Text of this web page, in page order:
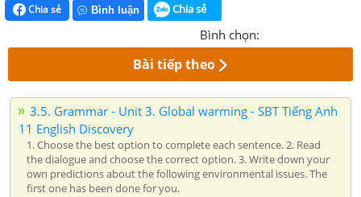
Chia sẻ Bình luận Chia sẻ
Bình chọn:
Bài tiếp theo
3.5. Grammar - Unit 3. Global warming - SBT Tiếng Anh
11 English Discovery
1. Choose the best option to complete each sentence. 2. Read
the dialogue and choose the correct option. 3. Write down your
own predictions about the following environmental issues. The
first one has been done for you.